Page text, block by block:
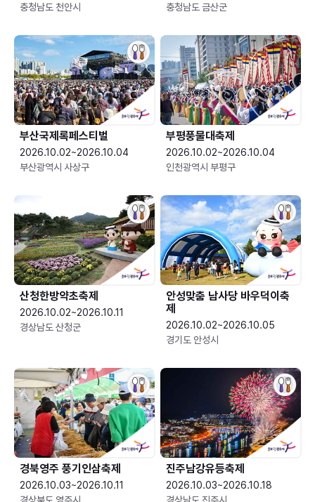
충청남도 천안시
충청남도 금산군
부산국제록페스티벌
2026.10.02~2026.10.04
부산광역시 사상구
부평풍물대축제
2026.10.02~2026.10.04
인천광역시 부평구
산청한방약초축제
2026.10.02~2026.10.11
경상남도 산청군
안성맞춤 남사당 바우덕이축
제
2026.10.02~2026.10.05
경기도 안성시
경북영주 풍기인삼축제
2026.10.03~2026.10.11
진주남강유등축제
2026.10.03~2026.10.18